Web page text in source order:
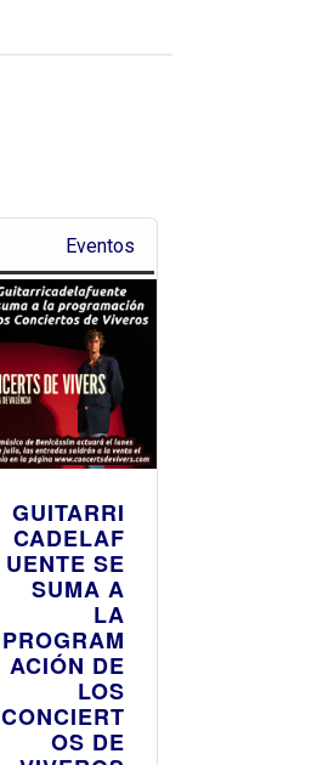
Eventos
GUITARRI
CADELAF
UENTE SE
SUMA A
LA
PROGRAM
ACIÓN DE
LOS
CONCIERT
OS DE